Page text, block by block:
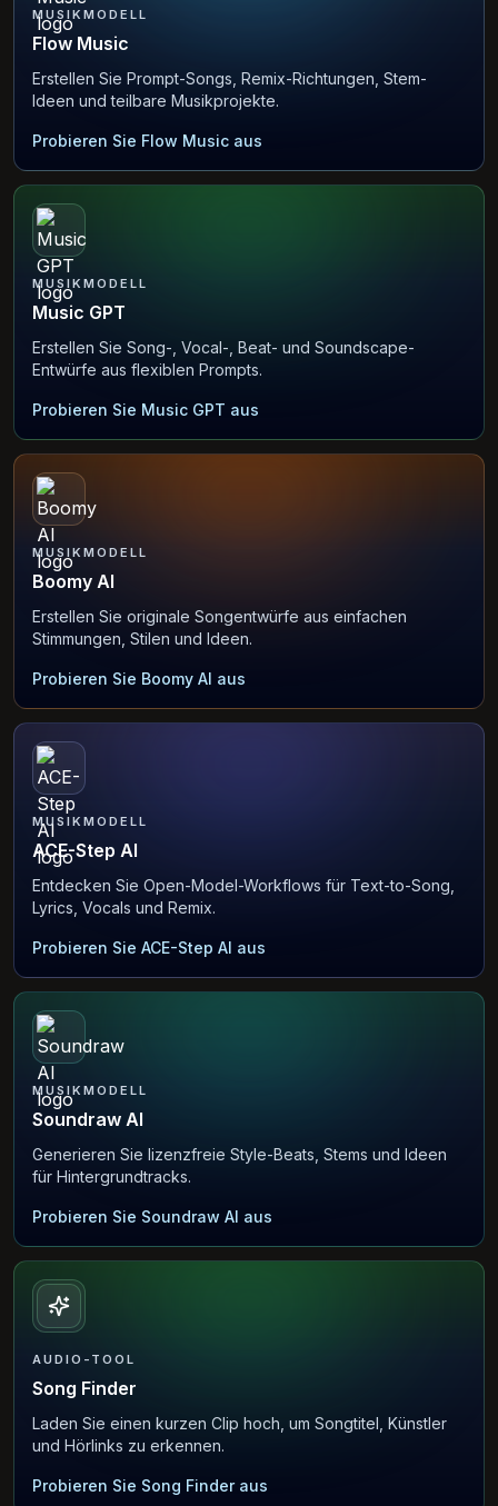
MUSIKMODELL
Flow Music
Erstellen Sie Prompt-Songs, Remix-Richtungen, Stem-
Ideen und teilbare Musikprojekte.
Probieren Sie Flow Music aus
MUSIKMODELL
Music GPT
Erstellen Sie Song-, Vocal-, Beat- und Soundscape-
Entwürfe aus flexiblen Prompts.
Probieren Sie Music GPT aus
MUSIKMODELL
Boomy AI
Erstellen Sie originale Songentwürfe aus einfachen
Stimmungen, Stilen und Ideen.
Probieren Sie Boomy AI aus
MUSIKMODELL
ACE-Step AI
Entdecken Sie Open-Model-Workflows für Text-to-Song,
Lyrics, Vocals und Remix.
Probieren Sie ACE-Step AI aus
MUSIKMODELL
Soundraw AI
Generieren Sie lizenzfreie Style-Beats, Stems und Ideen
für Hintergrundtracks.
Probieren Sie Soundraw AI aus
AUDIO-TOOL
Song Finder
Laden Sie einen kurzen Clip hoch, um Songtitel, Künstler
und Hörlinks zu erkennen.
Probieren Sie Song Finder aus